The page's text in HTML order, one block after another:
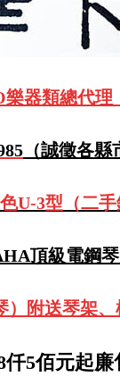
樂器類總代理
（誠徵各縣
U-3型（二
頂級電鋼琴
附送琴架
仟5佰元起